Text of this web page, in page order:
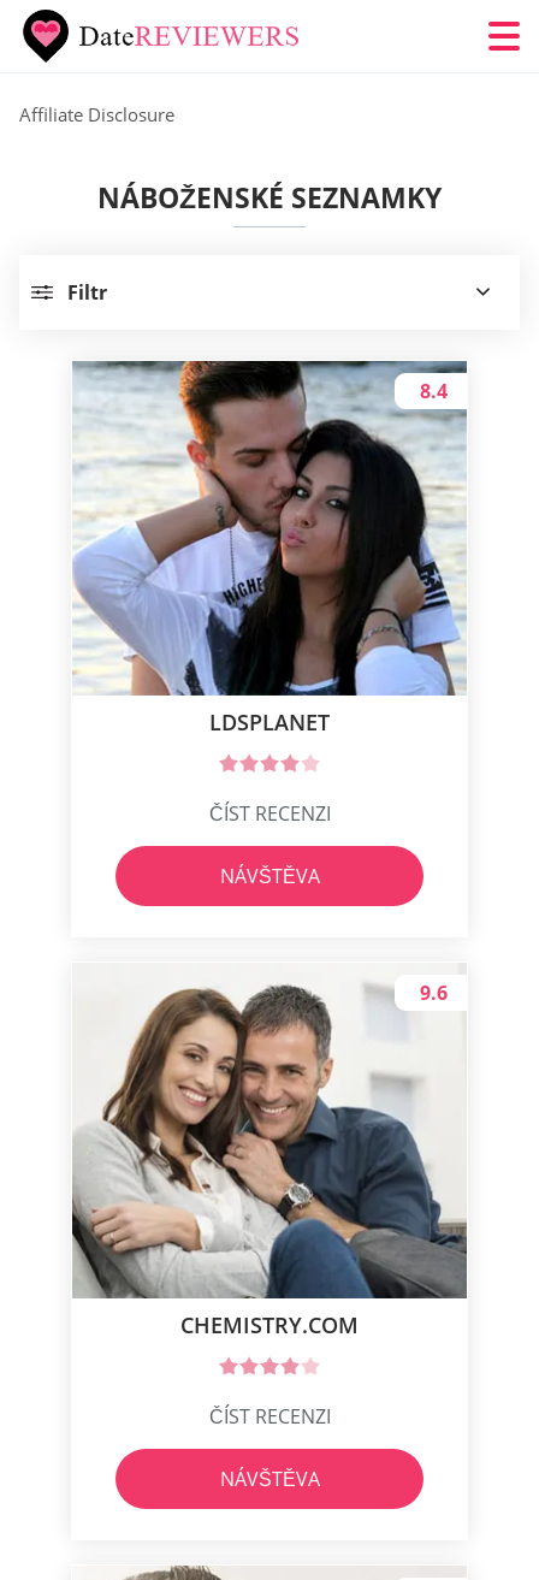
Affiliate Disclosure
NÁBOŽENSKÉ SEZNAMKY
Filtr
LDSPLANET
8.4
ČÍST RECENZI
NÁVŠTĚVA
CHEMISTRY.COM
9.6
ČÍST RECENZI
NÁVŠTĚVA